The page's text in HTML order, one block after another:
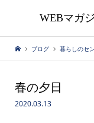
WEBマガ
ブログ 暮らしのセ
春の夕日
2020.03.13